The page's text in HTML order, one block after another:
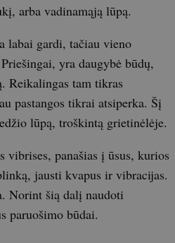
arba vadinamąją lūpą.
labai gardi, tačiau vieno
yra daugybė būdų,
Reikalingas tam tikras
pastangos tikrai atsiperka. Šį
lūpą, troškintą grietinėlėje.
panašias į ūsus, kurios
jausti kvapus ir vibracijas.
Norint šią dalį naudoti
paruošimo būdai.